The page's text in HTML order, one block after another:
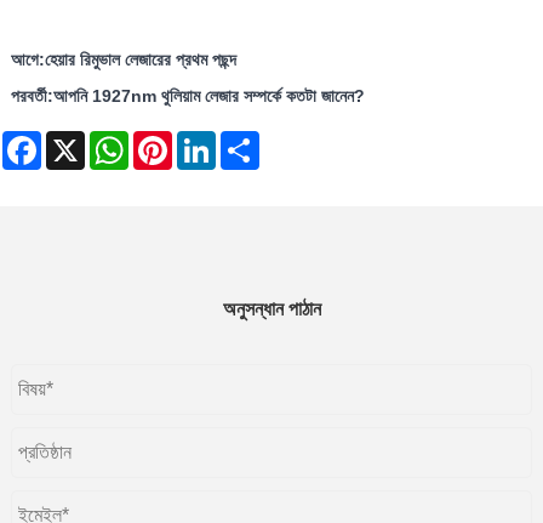
আগে:হেয়ার রিমুভাল লেজারের প্রথম পছন্দ
পরবর্তী:আপনি 1927nm থুলিয়াম লেজার সম্পর্কে কতটা জানেন?
Facebook
X WhatsAppPinterestLinkedIn
অনুসন্ধান পাঠান